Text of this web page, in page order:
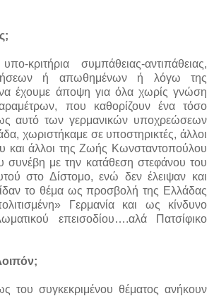
κριτήρια συμπάθειας-αντιπάθειας,
ή απωθημένων ή λόγω της
έχουμε άποψη για όλα χωρίς γνώση
που καθορίζουν ένα τόσο
αυτό των γερμανικών υποχρεώσεων
χωριστήκαμε σε υποστηρικτές, άλλοι
και άλλοι της Ζωής Κωνσταντοπούλου
συνέβη με την κατάθεση στεφάνου του
στο Δίστομο, ενώ δεν έλειψαν και
είδαν το θέμα ως προσβολή της Ελλάδας
Γερμανία και ως κίνδυνο
επεισοδίου….αλά Πατσίφικο
του συγκεκριμένου θέματος ανήκουν